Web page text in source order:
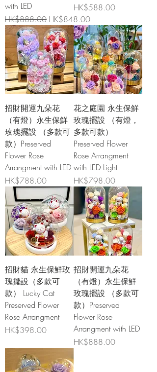
with LED
一般價格
HK$888.00 促銷價格
HK$848.00
價格
HK$588.00
招財開運九朵花
（有燈）永生保鮮
玫瑰擺設 （多款可
款）Preserved
Flower Rose
Arrangment with LED
價格
HK$788.00
花之庭園 永生保鮮
玫瑰擺設 （有燈，
多款可款）
Preserved Flower
Rose Arrangment
with LED Light
價格
HK$798.00
招財貓 永生保鮮玫
瑰擺設（多款可
款） Lucky Cat
Preserved Flower
Rose Arrangment
價格
HK$398.00
招財開運九朵花
（有燈）永生保鮮
玫瑰擺設 （多款可
款）Preserved
Flower Rose
Arrangment with LED
價格
HK$888.00